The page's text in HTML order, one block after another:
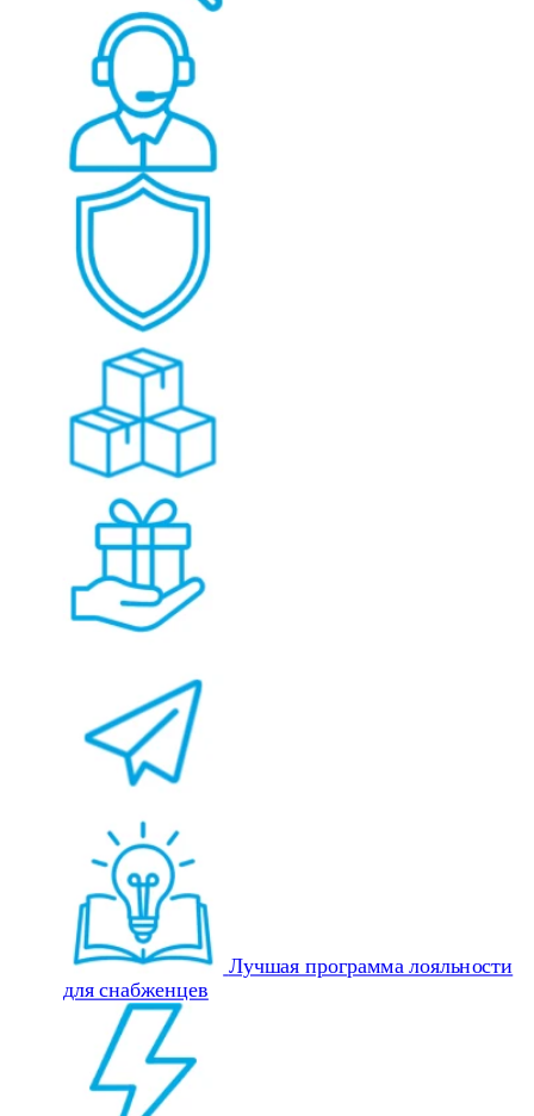
Лучшая программа лояльности
для снабженцев